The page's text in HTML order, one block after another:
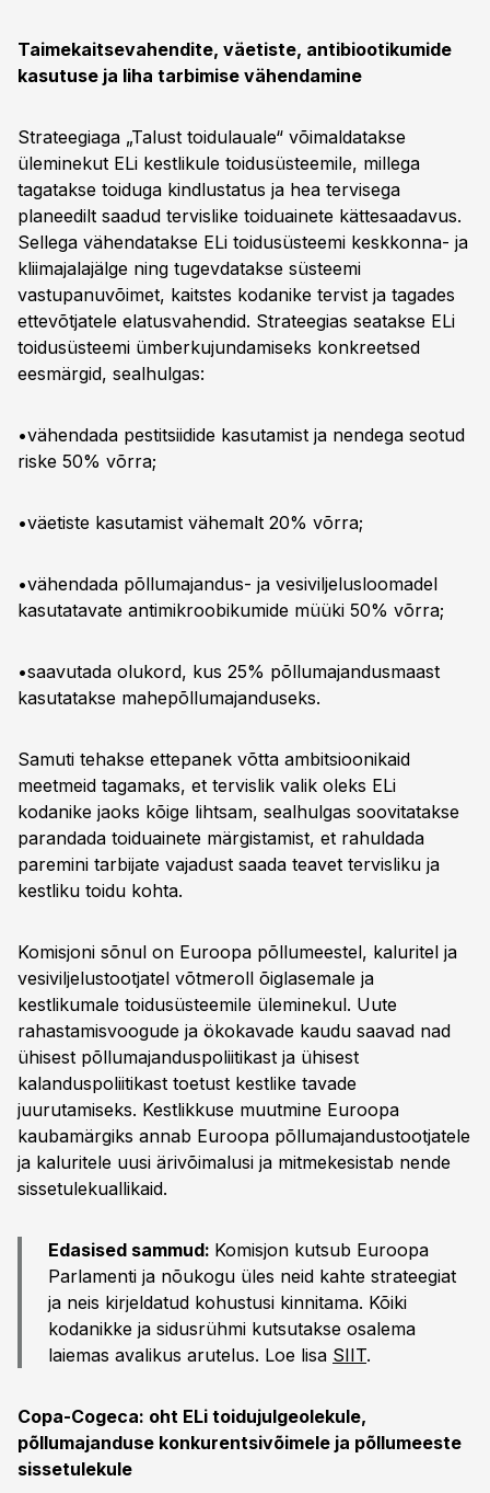
Taimekaitsevahendite, väetiste, antibiootikumide
kasutuse ja liha tarbimise vähendamine
Strateegiaga „Talust toidulauale“ võimaldatakse
üleminekut ELi kestlikule toidusüsteemile, millega
tagatakse toiduga kindlustatus ja hea tervisega
planeedilt saadud tervislike toiduainete kättesaadavus.
Sellega vähendatakse ELi toidusüsteemi keskkonna- ja
kliimajalajälge ning tugevdatakse süsteemi
vastupanuvõimet, kaitstes kodanike tervist ja tagades
ettevõtjatele elatusvahendid. Strateegias seatakse ELi
toidusüsteemi ümberkujundamiseks konkreetsed
eesmärgid, sealhulgas:
•vähendada pestitsiidide kasutamist ja nendega seotud
riske 50% võrra;
•väetiste kasutamist vähemalt 20% võrra;
•vähendada põllumajandus- ja vesiviljelusloomadel
kasutatavate antimikroobikumide müüki 50% võrra;
•saavutada olukord, kus 25% põllumajandusmaast
kasutatakse mahepõllumajanduseks.
Samuti tehakse ettepanek võtta ambitsioonikaid
meetmeid tagamaks, et tervislik valik oleks ELi
kodanike jaoks kõige lihtsam, sealhulgas soovitatakse
parandada toiduainete märgistamist, et rahuldada
paremini tarbijate vajadust saada teavet tervisliku ja
kestliku toidu kohta.
Komisjoni sõnul on Euroopa põllumeestel, kaluritel ja
vesiviljelustootjatel võtmeroll õiglasemale ja
kestlikumale toidusüsteemile üleminekul. Uute
rahastamisvoogude ja ökokavade kaudu saavad nad
ühisest põllumajanduspoliitikast ja ühisest
kalanduspoliitikast toetust kestlike tavade
juurutamiseks. Kestlikkuse muutmine Euroopa
kaubamärgiks annab Euroopa põllumajandustootjatele
ja kaluritele uusi ärivõimalusi ja mitmekesistab nende
sissetulekuallikaid.
Edasised sammud: Komisjon kutsub Euroopa
Parlamenti ja nõukogu üles neid kahte strateegiat
ja neis kirjeldatud kohustusi kinnitama. Kõiki
kodanikke ja sidusrühmi kutsutakse osalema
laiemas avalikus arutelus. Loe lisa SIIT.
Copa-Cogeca: oht ELi toidujulgeolekule,
põllumajanduse konkurentsivõimele ja põllumeeste
sissetulekule